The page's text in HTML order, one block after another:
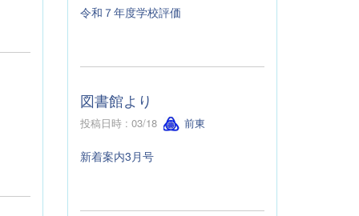
令和７年度学校評価
図書館より
投稿日時 : 03/18 前東
新着案内3月号